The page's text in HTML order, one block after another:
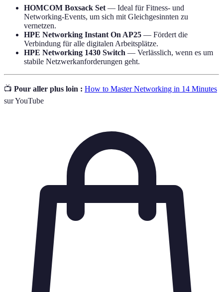
HOMCOM Boxsack Set — Ideal für Fitness- und
Networking-Events, um sich mit Gleichgesinnten zu
vernetzen.
HPE Networking Instant On AP25 — Fördert die
Verbindung für alle digitalen Arbeitsplätze.
HPE Networking 1430 Switch — Verlässlich, wenn es um
stabile Netzwerkanforderungen geht.
📺 Pour aller plus loin : How to Master Networking in 14 Minutes
sur YouTube